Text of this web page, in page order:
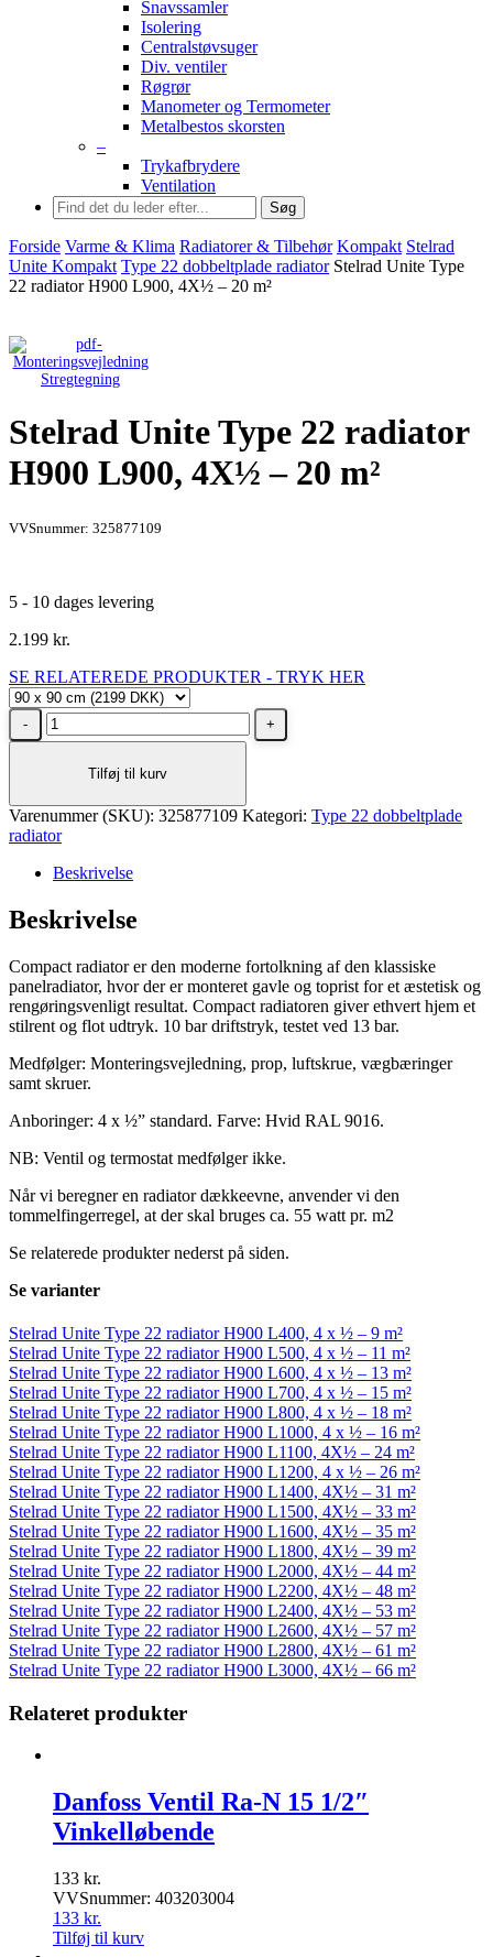
Snavssamler
Isolering
Centralstøvsuger
Div. ventiler
Røgrør
Manometer og Termometer
Metalbestos skorsten
–
Trykafbrydere
Ventilation
Søg
Forside Varme & Klima Radiatorer & Tilbehør Kompakt Stelrad
Unite Kompakt Type 22 dobbeltplade radiator Stelrad Unite Type
22 radiator H900 L900, 4X½ – 20 m²
Stregtegning
Stelrad Unite Type 22 radiator
H900 L900, 4X½ – 20 m²
VVSnummer: 325877109
5 - 10 dages levering
2.199 kr.
SE RELATEREDE PRODUKTER - TRYK HER
Stelrad
Unite
H900
L900,
m²
antal
Tilføj til kurv
Varenummer (SKU): 325877109 Kategori: Type 22 dobbeltplade
radiator
Beskrivelse
Beskrivelse
Compact radiator er den moderne fortolkning af den klassiske
panelradiator, hvor der er monteret gavle og toprist for et æstetisk og
rengøringsvenligt resultat. Compact radiatoren giver ethvert hjem et
stilrent og flot udtryk. 10 bar driftstryk, testet ved 13 bar.
Medfølger: Monteringsvejledning, prop, luftskrue, vægbæringer
samt skruer.
Anboringer: 4 x ½” standard. Farve: Hvid RAL 9016.
NB: Ventil og termostat medfølger ikke.
Når vi beregner en radiator dækkeevne, anvender vi den
tommelfingerregel, at der skal bruges ca. 55 watt pr. m2
Se relaterede produkter nederst på siden.
Se varianter
Stelrad Unite Type 22 radiator H900 L400, 4 x ½ – 9 m²
Stelrad Unite Type 22 radiator H900 L500, 4 x ½ – 11 m²
Stelrad Unite Type 22 radiator H900 L600, 4 x ½ – 13 m²
Stelrad Unite Type 22 radiator H900 L700, 4 x ½ – 15 m²
Stelrad Unite Type 22 radiator H900 L800, 4 x ½ – 18 m²
Stelrad Unite Type 22 radiator H900 L1000, 4 x ½ – 16 m²
Stelrad Unite Type 22 radiator H900 L1100, 4X½ – 24 m²
Stelrad Unite Type 22 radiator H900 L1200, 4 x ½ – 26 m²
Stelrad Unite Type 22 radiator H900 L1400, 4X½ – 31 m²
Stelrad Unite Type 22 radiator H900 L1500, 4X½ – 33 m²
Stelrad Unite Type 22 radiator H900 L1600, 4X½ – 35 m²
Stelrad Unite Type 22 radiator H900 L1800, 4X½ – 39 m²
Stelrad Unite Type 22 radiator H900 L2000, 4X½ – 44 m²
Stelrad Unite Type 22 radiator H900 L2200, 4X½ – 48 m²
Stelrad Unite Type 22 radiator H900 L2400, 4X½ – 53 m²
Stelrad Unite Type 22 radiator H900 L2600, 4X½ – 57 m²
Stelrad Unite Type 22 radiator H900 L2800, 4X½ – 61 m²
Stelrad Unite Type 22 radiator H900 L3000, 4X½ – 66 m²
Relateret produkter
Danfoss Ventil Ra-N 15 1/2″
Vinkelløbende
133 kr.
VVSnummer: 403203004
133 kr.
Tilføj til kurv